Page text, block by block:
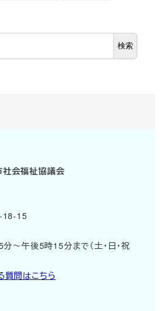
検索
会福祉協議会
18-15
～午後5時15分まで（土・日・祝
質問はこちら